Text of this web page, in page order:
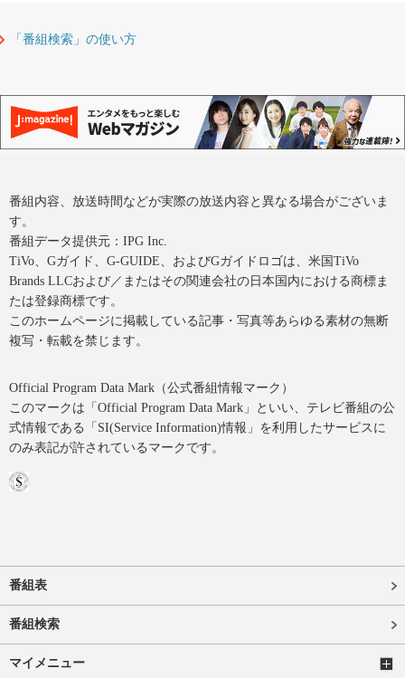
「番組検索」の使い方
番組内容、放送時間などが実際の放送内容と異なる場合がございま
す。
番組データ提供元：IPG Inc.
TiVo、Gガイド、G-GUIDE、およびGガイドロゴは、米国TiVo
Brands LLCおよび／またはその関連会社の日本国内における商標ま
たは登録商標です。
このホームページに掲載している記事・写真等あらゆる素材の無断
複写・転載を禁じます。
Official Program Data Mark（公式番組情報マーク）
このマークは「Official Program Data Mark」といい、テレビ番組の公
式情報である「SI(Service Information)情報」を利用したサービスに
のみ表記が許されているマークです。
番組表
番組検索
マイメニュー